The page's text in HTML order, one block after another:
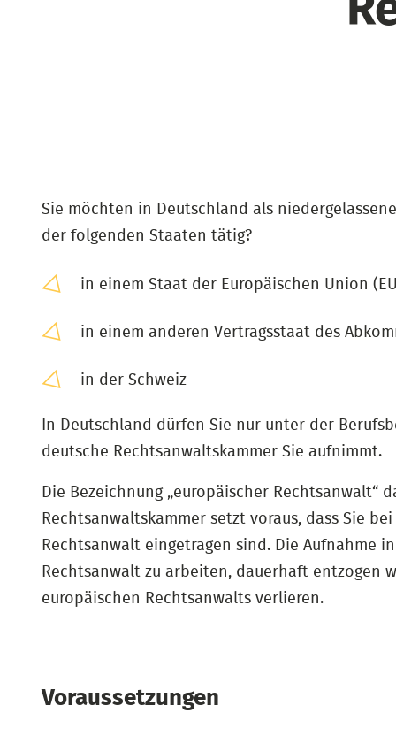
Sie möchten in Deutschland als
der folgenden Staaten tätig?
in einem Staat der Europäischen Union
in einem anderen Vertragsstaat des
in der Schweiz
In Deutschland dürfen Sie nur unter der
deutsche Rechtsanwaltskammer Sie aufnimmt.
Die Bezeichnung „europäischer
Rechtsanwaltskammer setzt voraus, dass Sie
Rechtsanwalt eingetragen sind. Die Aufnahme
Rechtsanwalt zu arbeiten, dauerhaft entzogen
europäischen Rechtsanwalts verlieren.
Voraussetzungen